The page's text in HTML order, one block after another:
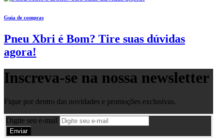
Guia de compras
Pneu Xbri é Bom? Tire suas dúvidas
agora!
Inscreva-se na nossa newsletter
Fique por dentro das novidades e promoções exclusivas.
Digite seu e-mail